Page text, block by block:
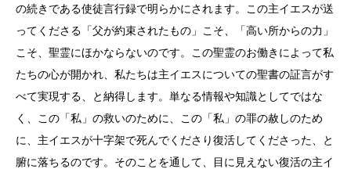
の続きである使徒言行録で明らかにされます。この主イエスが送
ってくださる「父が約束されたもの」こそ、「高い所からの力」
こそ、聖霊にほかならないのです。この聖霊のお働きによって私
たちの心が開かれ、私たちは主イエスについての聖書の証言がす
べて実現する、と納得します。単なる情報や知識としてではな
く、この「私」の救いのために、この「私」の罪の赦しのため
に、主イエスが十字架で死んでくださり復活してくださった、と
腑に落ちるのです。そのことを通して、目に見えない復活の主イ